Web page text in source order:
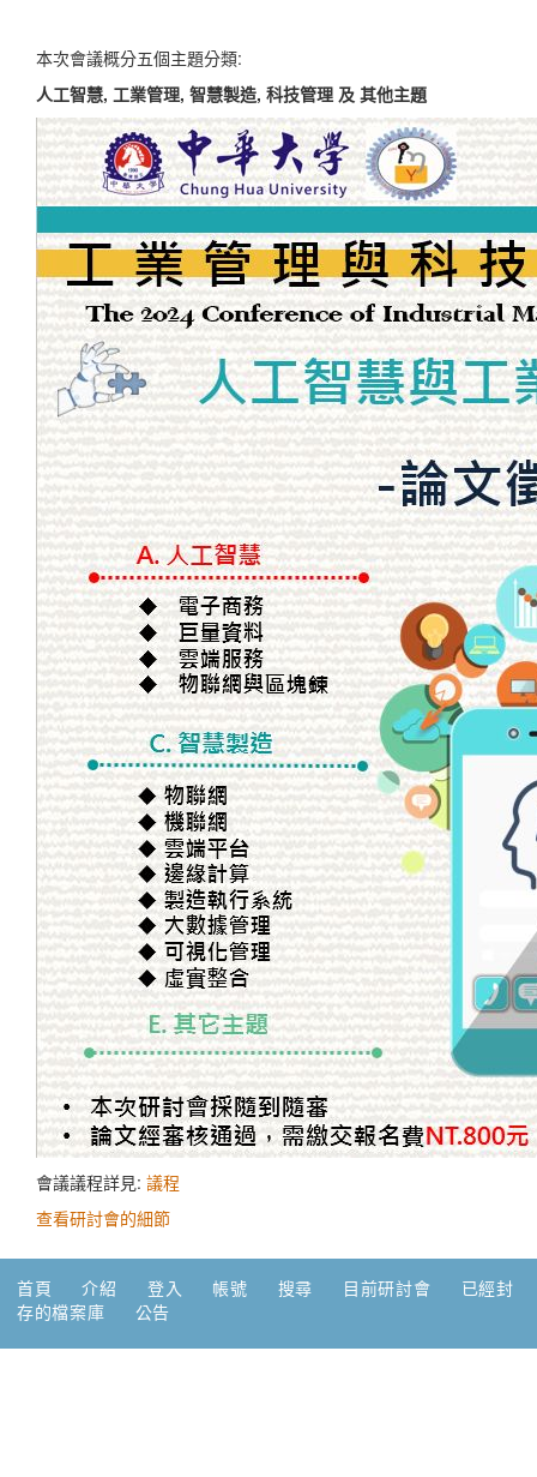
本次會議概分五個主題分類:
人工智慧, 工業管理, 智慧製造, 科技管理 及 其他主題
會議議程詳見: 議程
查看研討會的細節
首頁 介紹 登入 帳號 搜尋 目前研討會
已經封
存的檔案庫
公告